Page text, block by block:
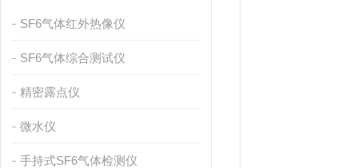
SF6气体红外热像仪
SF6气体综合测试仪
精密露点仪
微水仪
手持式SF6气体检测仪